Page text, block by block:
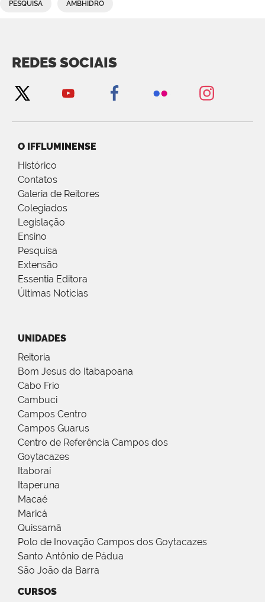
PESQUISA AMBHIDRO
REDES SOCIAIS
O IFFLUMINENSE
Histórico
Contatos
Galeria de Reitores
Colegiados
Legislação
Ensino
Pesquisa
Extensão
Essentia Editora
Últimas Notícias
UNIDADES
Reitoria
Bom Jesus do Itabapoana
Cabo Frio
Cambuci
Campos Centro
Campos Guarus
Centro de Referência Campos dos
Goytacazes
Itaboraí
Itaperuna
Macaé
Maricá
Quissamã
Polo de Inovação Campos dos Goytacazes
Santo Antônio de Pádua
São João da Barra
CURSOS